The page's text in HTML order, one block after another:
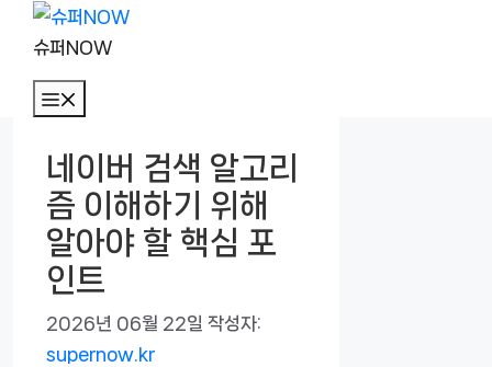
슈퍼NOW
네이버 검색 알고리
즘 이해하기 위해
알아야 할 핵심 포
인트
2026년 06월 22일 작성자:
supernow.kr